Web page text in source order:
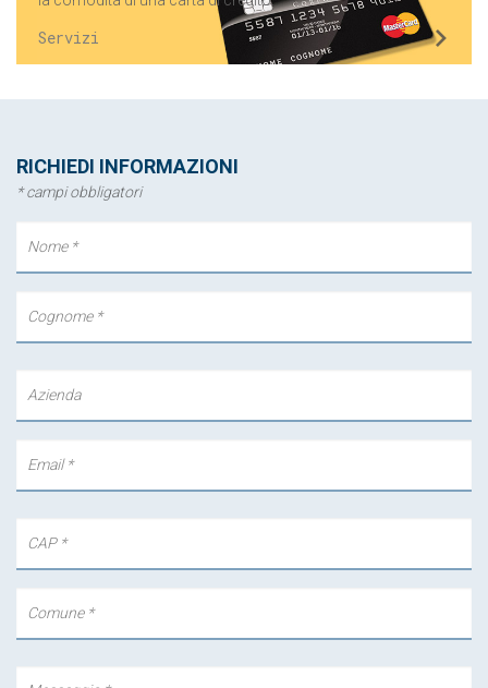
Servizi
* campi obbligatori